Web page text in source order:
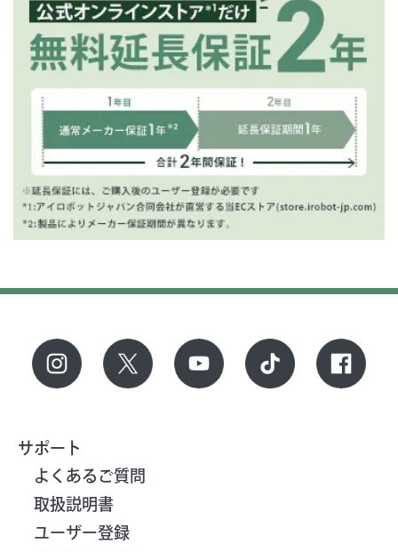
サポート
よくあるご質問
取扱説明書
ユーザー登録